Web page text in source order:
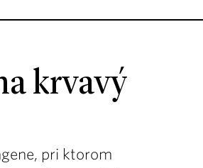
krvavý
pri ktorom